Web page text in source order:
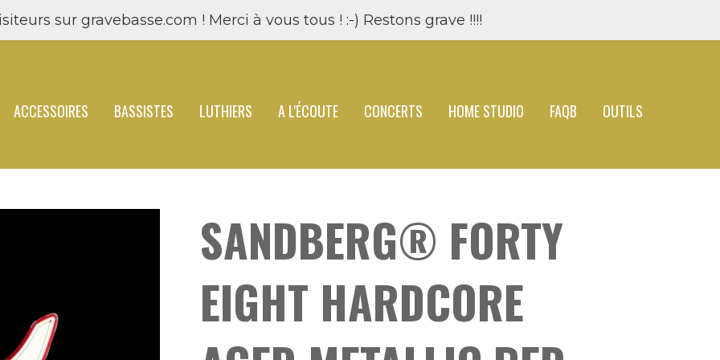
sur gravebasse.com ! Merci à vous tous ! :-) Restons grave !!!!
ACCESSOIRES BASSISTES LUTHIERS A L'ÉCOUTE CONCERTS HOME STUDIO FAQB
OUTILS
SANDBERG® FORTY
EIGHT HARDCORE